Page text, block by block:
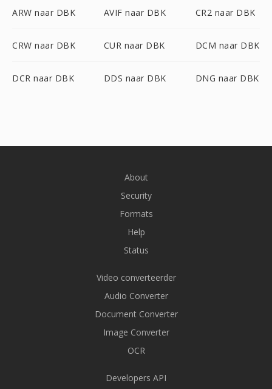
ARW naar DBK AVIF naar DBK CR2 naar DBK
CRW naar DBK CUR naar DBK DCM naar DBK
DCR naar DBK DDS naar DBK DNG naar DBK
About
Security
Formats
Help
Status
Video converteerder
Audio Converter
Document Converter
Image Converter
OCR
Developers API